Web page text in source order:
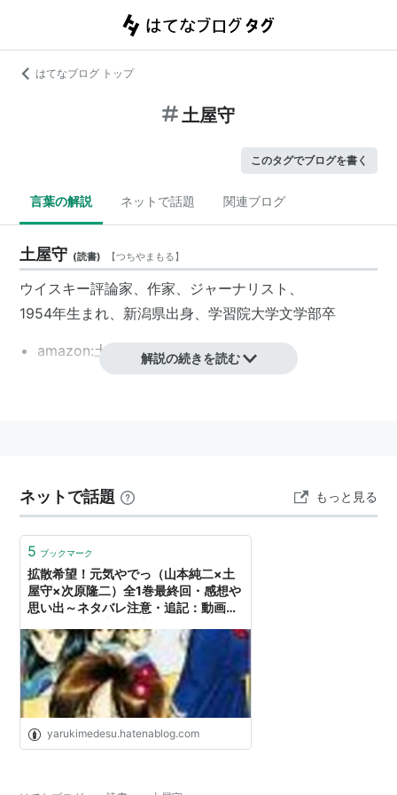
はてなブログ トップ
土屋守
このタグでブログを書く
言葉の解説 ネットで話題 関連ブログ
土屋守 (読書) 【つちやまもる】
ウイスキー評論家、作家、ジャーナリスト、
1954年生まれ、新潟県出身、学習院大学文学部卒
amazon:土屋守
ISBN:4093871701
ISBN:4093872244
スコッチ三昧（2000年5月）ISBN:4106005905
スコットランド旅の物語（2000年7月）
ISBN:4487796008
改訂版モルトウィスキー大全（2002年4月）
ISBN:409387364X
シングルモルトを愉しむ（2002年11月）
ISBN:4334031722
解説の続きを読む
ネットで話題 もっと見る
5 ブックマーク
拡散希望！元気やでっ（山本純二×土
屋守×次原隆二）全1巻最終回・感想や
思い出～ネタバレ注意・追記：動画に
せになりたい。
yarukimedesu.hatenablog.com